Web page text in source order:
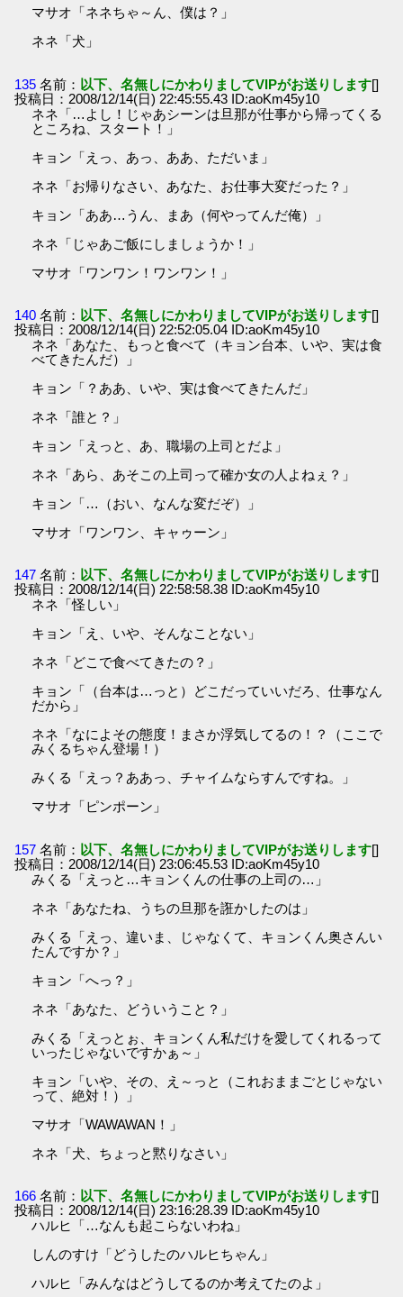
マサオ「ネネちゃ～ん、僕は？」
ネネ「犬」
135 名前： 以下、名無しにかわりましてVIPがお送りします[]
投稿日：2008/12/14(日) 22:45:55.43 ID:aoKm45y10
ネネ「…よし！じゃあシーンは旦那が仕事から帰ってくる
ところね、スタート！」
キョン「えっ、あっ、ああ、ただいま」
ネネ「お帰りなさい、あなた、お仕事大変だった？」
キョン「ああ…うん、まあ（何やってんだ俺）」
ネネ「じゃあご飯にしましょうか！」
マサオ「ワンワン！ワンワン！」
140 名前： 以下、名無しにかわりましてVIPがお送りします[]
投稿日：2008/12/14(日) 22:52:05.04 ID:aoKm45y10
ネネ「あなた、もっと食べて（キョン台本、いや、実は食
べてきたんだ）」
キョン「？ああ、いや、実は食べてきたんだ」
ネネ「誰と？」
キョン「えっと、あ、職場の上司とだよ」
ネネ「あら、あそこの上司って確か女の人よねぇ？」
キョン「…（おい、なんな変だぞ）」
マサオ「ワンワン、キャゥーン」
147 名前： 以下、名無しにかわりましてVIPがお送りします[]
投稿日：2008/12/14(日) 22:58:58.38 ID:aoKm45y10
ネネ「怪しい」
キョン「え、いや、そんなことない」
ネネ「どこで食べてきたの？」
キョン「（台本は…っと）どこだっていいだろ、仕事なん
だから」
ネネ「なによその態度！まさか浮気してるの！？（ここで
みくるちゃん登場！）
みくる「えっ？ああっ、チャイムならすんですね。」
マサオ「ピンポーン」
157 名前： 以下、名無しにかわりましてVIPがお送りします[]
投稿日：2008/12/14(日) 23:06:45.53 ID:aoKm45y10
みくる「えっと…キョンくんの仕事の上司の…」
ネネ「あなたね、うちの旦那を誑かしたのは」
みくる「えっ、違いま、じゃなくて、キョンくん奥さんい
たんですか？」
キョン「へっ？」
ネネ「あなた、どういうこと？」
みくる「えっとぉ、キョンくん私だけを愛してくれるって
いったじゃないですかぁ～」
キョン「いや、その、え～っと（これおままごとじゃない
って、絶対！）」
マサオ「WAWAWAN！」
ネネ「犬、ちょっと黙りなさい」
166 名前： 以下、名無しにかわりましてVIPがお送りします[]
投稿日：2008/12/14(日) 23:16:28.39 ID:aoKm45y10
ハルヒ「…なんも起こらないわね」
しんのすけ「どうしたのハルヒちゃん」
ハルヒ「みんなはどうしてるのか考えてたのよ」